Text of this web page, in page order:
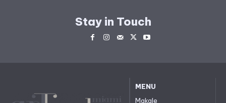
Stay in Touch
MENU
Makale